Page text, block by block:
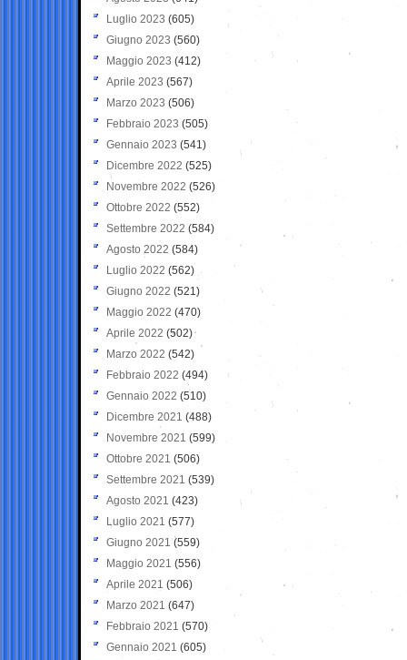
Luglio 2023 (605)
Giugno 2023 (560)
Maggio 2023 (412)
Aprile 2023 (567)
Marzo 2023 (506)
Febbraio 2023 (505)
Gennaio 2023 (541)
Dicembre 2022 (525)
Novembre 2022 (526)
Ottobre 2022 (552)
Settembre 2022 (584)
Agosto 2022 (584)
Luglio 2022 (562)
Giugno 2022 (521)
Maggio 2022 (470)
Aprile 2022 (502)
Marzo 2022 (542)
Febbraio 2022 (494)
Gennaio 2022 (510)
Dicembre 2021 (488)
Novembre 2021 (599)
Ottobre 2021 (506)
Settembre 2021 (539)
Agosto 2021 (423)
Luglio 2021 (577)
Giugno 2021(559)
Maggio 2021 (556)
Aprile 2021 (506)
Marzo 2021 (647)
Febbraio 2021 (570)
Gennaio 2021 (605)